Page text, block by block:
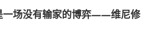
一场没有输家的博弈——维尼修